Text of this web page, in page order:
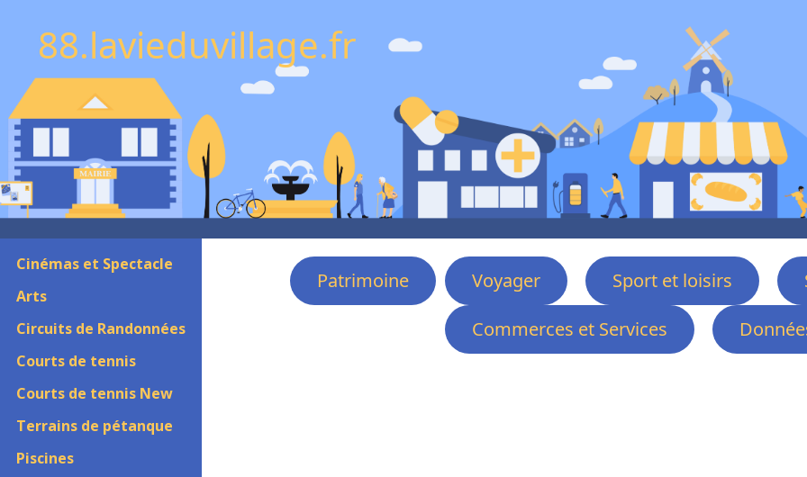
88.lavieduvillage.fr
Cinémas et Spectacle
Arts
Circuits de Randonnées
Courts de tennis
Courts de tennis New
Terrains de pétanque
Piscines
Patrimoine Voyager Sport et loisirs
Commerces et Services